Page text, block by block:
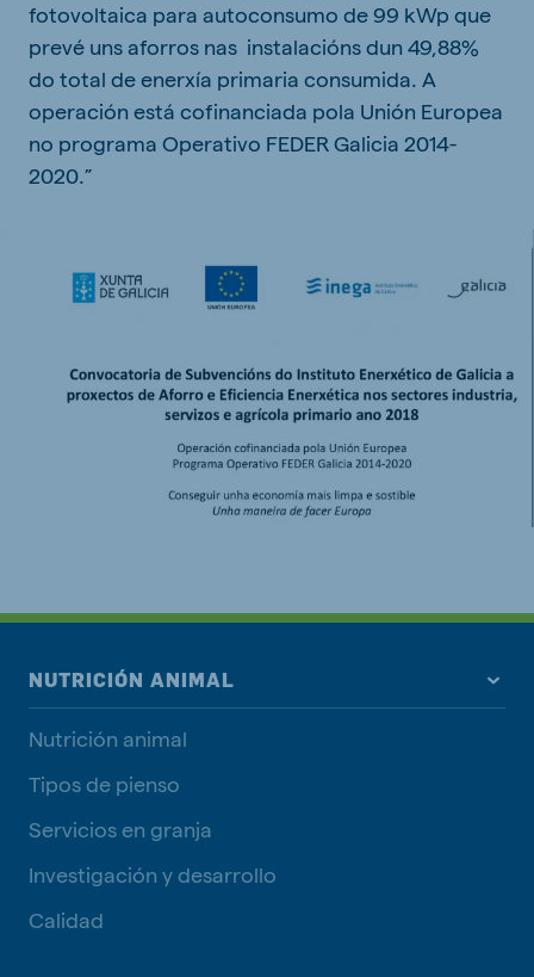
fotovoltaica para autoconsumo de 99 kWp que
prevé uns aforros nas instalacións dun 49,88%
do total de enerxía primaria consumida. A
operación está cofinanciada pola Unión Europea
no programa Operativo FEDER Galicia 2014-
2020.”
NUTRICIÓN ANIMAL
Nutrición animal
Tipos de pienso
Servicios en granja
Investigación y desarrollo
Calidad